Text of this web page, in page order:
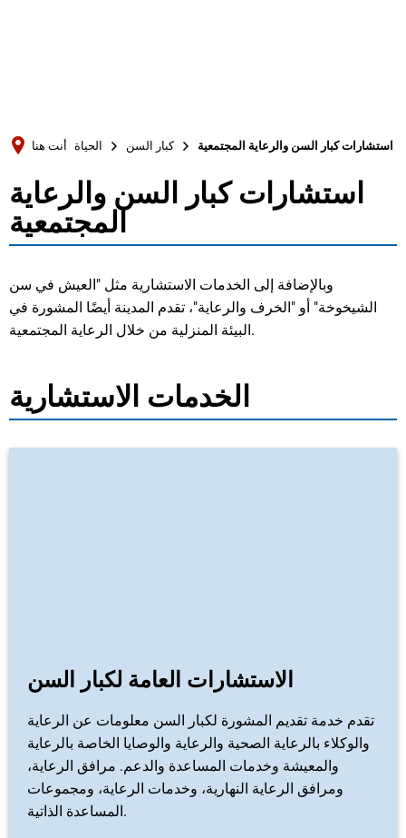
Български
أنت هنا الحياة كبار السن استشارات كبار السن والرعاية المجتمعية
استشارات
كبار
السن
والرعاية
استشارات كبار السن والرعاية
المجتمعية
وبالإضافة إلى الخدمات الاستشارية مثل "العيش في سن
الشيخوخة" أو "الخرف والرعاية"، تقدم المدينة أيضًا المشورة في
البيئة المنزلية من خلال الرعاية المجتمعية.
الخدمات الاستشارية
الاستشارات العامة لكبار السن
تقدم خدمة تقديم المشورة لكبار السن معلومات عن الرعاية
والوكلاء بالرعاية الصحية والرعاية والوصايا الخاصة بالرعاية
والمعيشة وخدمات المساعدة والدعم. مرافق الرعاية،
ومرافق الرعاية النهارية، وخدمات الرعاية، ومجموعات
المساعدة الذاتية.